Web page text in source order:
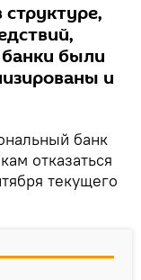
были
и
банк
отказаться
текущего